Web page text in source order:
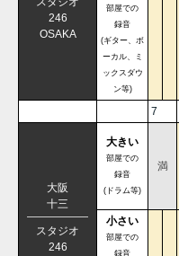
246
OSAKA
部屋での
録音
(ギター、ボ
ーカル、ミ
ックスダウ
ン等)
7
大阪
十三
スタジオ
246
大きい
部屋での
録音
(ドラム等)
満
小さい
部屋での
録音